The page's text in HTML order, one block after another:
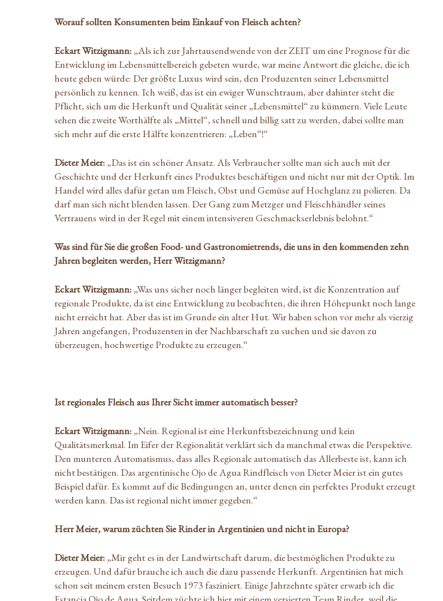
Worauf sollten Konsumenten beim Einkauf von Fleisch achten?
Eckart Witzigmann:„Als ich zur Jahrtausendwende von der ZEIT um eine Prognose für die
Entwicklung im Lebensmittelbereich gebeten wurde, war meine Antwort die gleiche, die ich
heute geben würde: Der größte Luxus wird sein, den Produzenten seiner Lebensmittel
persönlich zu kennen. Ich weiß, das ist ein ewiger Wunschtraum, aber dahinter steht die
Pflicht, sich um die Herkunft und Qualität seiner „Lebensmittel“ zu kümmern. Viele Leute
sehen die zweite Worthälfte als „Mittel“, schnell und billig satt zu werden, dabei sollte man
sich mehr auf die erste Hälfte konzentrieren: „Leben“!“
Dieter Meier:„Das ist ein schöner Ansatz. Als Verbraucher sollte man sich auch mit der
Geschichte und der Herkunft eines Produktes beschäftigen und nicht nur mit der Optik. Im
Handel wird alles dafür getan um Fleisch, Obst und Gemüse auf Hochglanz zu polieren. Da
darf man sich nicht blenden lassen. Der Gang zum Metzger und Fleischhändler seines
Vertrauens wird in der Regel mit einem intensiveren Geschmackserlebnis belohnt.“
Was sind für Sie die großen Food- und Gastronomietrends, die uns in den kommenden zehn
Jahren begleiten werden, Herr Witzigmann?
Eckart Witzigmann:„Was uns sicher noch länger begleiten wird, ist die Konzentration auf
regionale Produkte, da ist eine Entwicklung zu beobachten, die ihren Höhepunkt noch lange
nicht erreicht hat. Aber das ist im Grunde ein alter Hut. Wir haben schon vor mehr als vierzig
Jahren angefangen, Produzenten in der Nachbarschaft zu suchen und sie davon zu
überzeugen, hochwertige Produkte zu erzeugen.“
Ist regionales Fleisch aus Ihrer Sicht immer automatisch besser?
Eckart Witzigmann:„Nein. Regional ist eine Herkunftsbezeichnung und kein
Qualitätsmerkmal. Im Eifer der Regionalität verklärt sich da manchmal etwas die Perspektive.
Den munteren Automatismus, dass alles Regionale automatisch das Allerbeste ist, kann ich
nicht bestätigen. Das argentinische Ojo de Agua Rindfleisch von Dieter Meier ist ein gutes
Beispiel dafür. Es kommt auf die Bedingungen an, unter denen ein perfektes Produkt erzeugt
werden kann. Das ist regional nicht immer gegeben.“
Herr Meier, warum züchten Sie Rinder in Argentinien und nicht in Europa?
Dieter Meier:„Mir geht es in der Landwirtschaft darum, die bestmöglichen Produkte zu
erzeugen. Und dafür brauche ich auch die dazu passende Herkunft. Argentinien hat mich
schon seit meinem ersten Besuch 1973 fasziniert. Einige Jahrzehnte später erwarb ich die